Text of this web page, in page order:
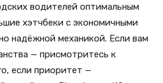
водителей оптимальным
хэтчбеки с экономичными
надёжной механикой. Если вам
— присмотритесь к
если приоритет —